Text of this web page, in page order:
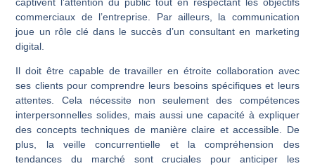
commerciaux de l’entreprise. Par ailleurs, la communication
joue un rôle clé dans le succès d’un consultant en marketing
digital.
Il doit être capable de travailler en étroite collaboration avec
ses clients pour comprendre leurs besoins spécifiques et leurs
attentes. Cela nécessite non seulement des compétences
interpersonnelles solides, mais aussi une capacité à expliquer
des concepts techniques de manière claire et accessible. De
plus, la veille concurrentielle et la compréhension des
tendances du marché sont cruciales pour anticiper les